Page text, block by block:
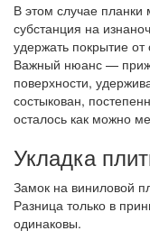
В этом случае планки
субстанция на
удержать покрытие от
Важный нюанс —
поверхности,
состыкован,
осталось как можно
Укладка
Замок на виниловой
Разница только в
одинаковы.